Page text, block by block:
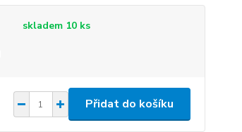
skladem 10 ks
Přidat do košíku